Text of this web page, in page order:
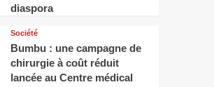
diaspora
Société
Bumbu : une campagne de
chirurgie à coût réduit
lancée au Centre médical